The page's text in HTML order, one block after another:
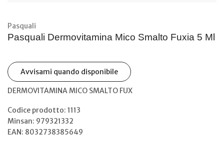
Pasquali
Pasquali Dermovitamina Mico Smalto Fuxia 5 Ml
Avvisami quando disponibile
DERMOVITAMINA MICO SMALTO FUX
Codice prodotto: 1113
Minsan: 979321332
EAN: 8032738385649